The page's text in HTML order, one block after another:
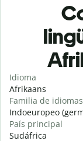
Idioma
Afrikaans
Familia de idiomas
Indoeuropeo
País principal
Sudáfrica